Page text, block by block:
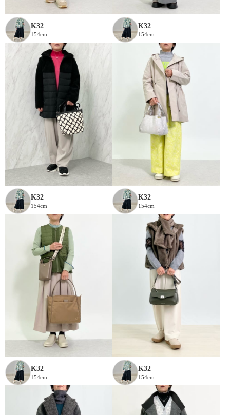
K32
154cm
K32
154cm
K32
154cm
K32
154cm
K32
154cm
K32
154cm